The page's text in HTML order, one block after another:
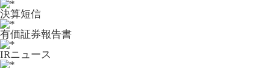
決算短信
有価証券報告書
IRニュース